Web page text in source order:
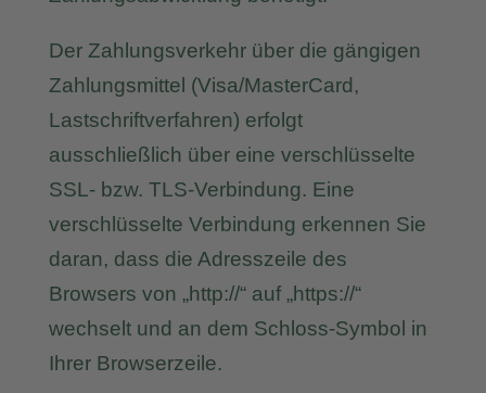
Der Zahlungsverkehr über die gängigen
Zahlungsmittel (Visa/MasterCard,
Lastschriftverfahren) erfolgt
ausschließlich über eine verschlüsselte
SSL- bzw. TLS-Verbindung. Eine
verschlüsselte Verbindung erkennen Sie
daran, dass die Adresszeile des
Browsers von „http://“ auf „https://“
wechselt und an dem Schloss-Symbol in
Ihrer Browserzeile.